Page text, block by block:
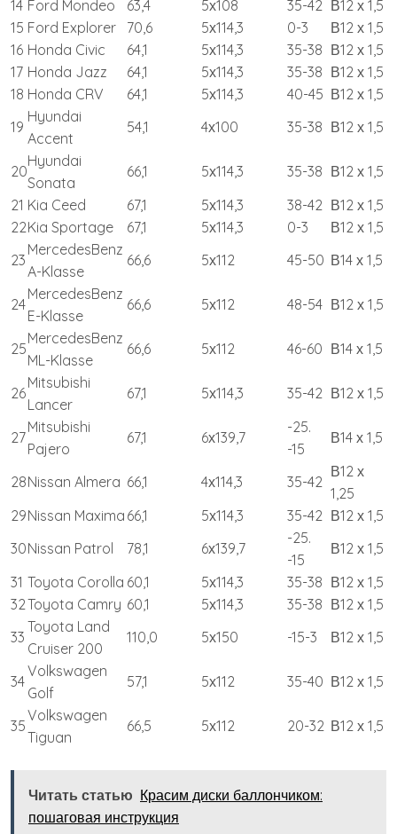
14 Ford Mondeo 63,4 5х108 35-42 В12 х 1,5
15 Ford Explorer 70,6 5х114,3 0-3
В12 х 1,5
16 Honda Civic 64,1 5х114,3 35-38 В12 х 1,5
17 Honda Jazz 64,1 5х114,3 35-38 В12 х 1,5
18 Honda CRV 64,1 5х114,3 40-45 В12 х 1,5
19
Hyundai
Accent
54,1 4х100 35-38 В12 х 1,5
20
Hyundai
Sonata
66,1 5х114,3 35-38 В12 х 1,5
21 Kia Ceed 67,1 5х114,3 38-42 В12 х 1,5
22Kia Sportage 67,1 5х114,3 0-3
В12 х 1,5
23
MercedesBenz
A-Klasse
66,6 5х112 45-50 В14 х 1,5
24
MercedesBenz
E-Klasse
66,6 5х112 48-54 В12 х 1,5
25
MercedesBenz
ML-Klasse
66,6 5х112 46-60 В14 х 1,5
26
Mitsubishi
Lancer
67,1 5х114,3 35-42 В12 х 1,5
27
Mitsubishi
Pajero
67,1 6х139,7
-25.
-15
В14 х 1,5
28Nissan Almera 66,1 4х114,3 35-42
В12 х
1,25
29Nissan Maxima 66,1 5х114,3 35-42 В12 х 1,5
30Nissan Patrol 78,1 6х139,7
-25.
-15
В12 х 1,5
31 Toyota Corolla 60,1 5х114,3 35-38 В12 х 1,5
32Toyota Camry 60,1 5х114,3 35-38 В12 х 1,5
33
Toyota Land
Cruiser 200
110,0 5х150 -15-3 В12 х 1,5
34
Volkswagen
Golf
57,1 5х112 35-40 В12 х 1,5
35
Volkswagen
Tiguan
66,5 5х112 20-32 В12 х 1,5
Читать статью Красим диски баллончиком:
пошаговая инструкция